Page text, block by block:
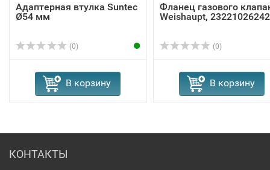
Адаптерная втулка Suntec
Ø54 мм
(0)
В корзину
Фланец газового
Weishaupt, 23221026242
(0)
В корзину
КОНТАКТЫ